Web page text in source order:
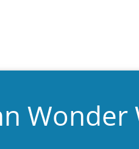
Wonder